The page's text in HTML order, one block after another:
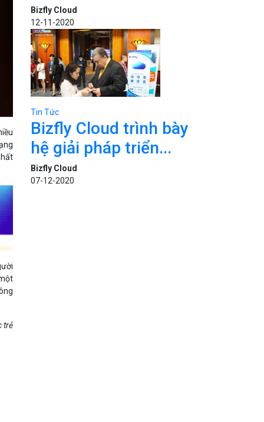
trẻ
Bizfly Cloud
12-11-2020
Tin Tức
Bizfly Cloud trình bày
hệ giải pháp triển...
Bizfly Cloud
07-12-2020